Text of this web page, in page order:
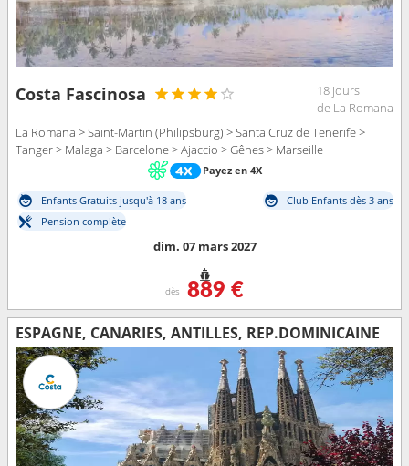
Costa Fascinosa
18 jours
de La Romana
La Romana > Saint-Martin (Philipsburg) > Santa Cruz de Tenerife >
Tanger > Malaga > Barcelone > Ajaccio > Gênes > Marseille
Payez en 4X
Enfants Gratuits jusqu'à 18 ans
Club Enfants dès 3 ans
Pension complète
dim. 07 mars 2027
dès 889 €
ESPAGNE, CANARIES, ANTILLES, RÉP.DOMINICAINE